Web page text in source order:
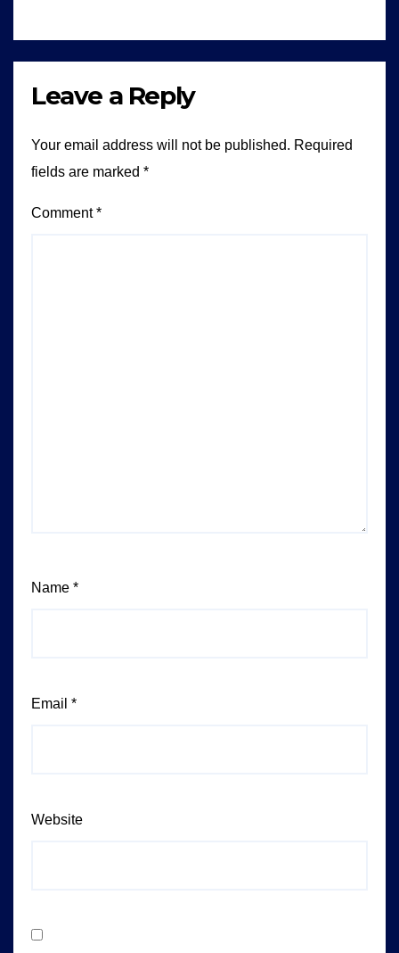
Leave a Reply
Your email address will not be published. Required
fields are marked *
Comment*
Name *
Email *
Website